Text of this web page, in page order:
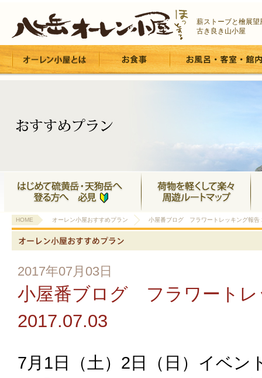
薪ストーブと檜展望
古き良き山小屋
HOME オーレン小屋おすすめプラン 小屋番ブログ フラワートレッキング報
2017年07月03日
小屋番ブログ フラワートレ
2017.07.03
7月1日（土）2日（日）イベン